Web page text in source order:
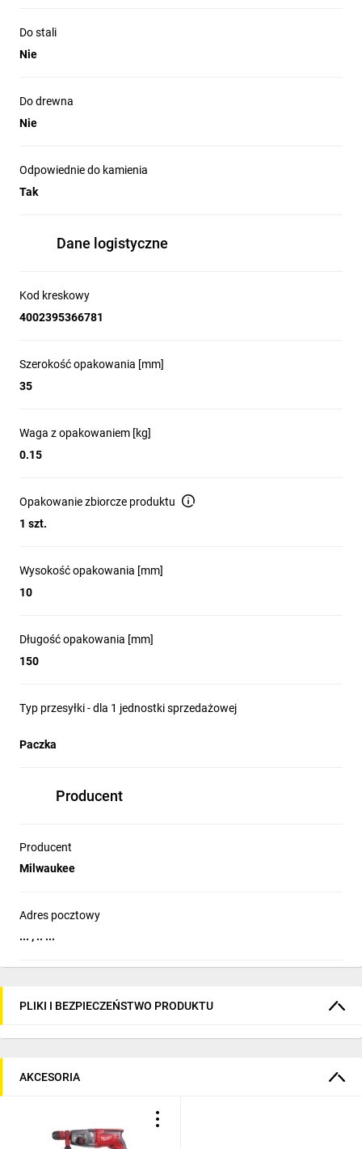
Do stali
Nie
Do drewna
Nie
Odpowiednie do kamienia
Tak
Dane logistyczne
Kod kreskowy
4002395366781
Szerokość opakowania [mm]
35
Waga z opakowaniem [kg]
0.15
Opakowanie zbiorcze produktu
1 szt.
Wysokość opakowania [mm]
10
Długość opakowania [mm]
150
Typ przesyłki - dla 1 jednostki sprzedażowej
Paczka
Producent
Producent
Milwaukee
Adres pocztowy
... , .. ...
PLIKI I BEZPIECZEŃSTWO PRODUKTU
AKCESORIA